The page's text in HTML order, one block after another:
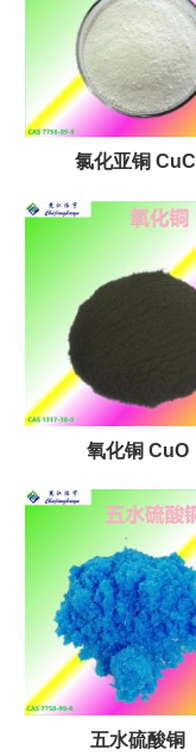
氯化亚铜 CuCl
氧化铜 CuO
五水硫酸铜